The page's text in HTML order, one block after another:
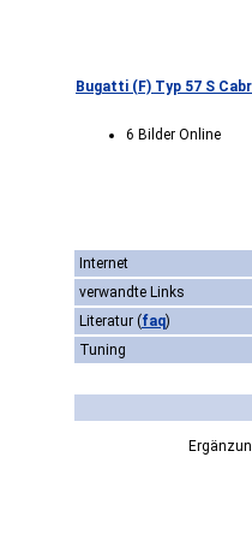
Bugatti (F) Typ 57 S
6 Bilder Online
Internet
verwandte Links
Literatur (faq)
Tuning